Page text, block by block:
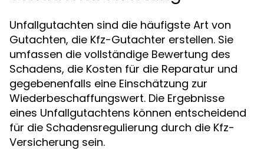
Unfallgutachten sind die häufigste Art von
Gutachten, die Kfz-Gutachter erstellen. Sie
umfassen die vollständige Bewertung des
Schadens, die Kosten für die Reparatur und
gegebenenfalls eine Einschätzung zur
Wiederbeschaffungswert. Die Ergebnisse
eines Unfallgutachtens können entscheidend
für die Schadensregulierung durch die Kfz-
Versicherung sein.